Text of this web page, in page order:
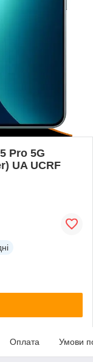
Pro 5G
UA UCRF
Оплата Умови